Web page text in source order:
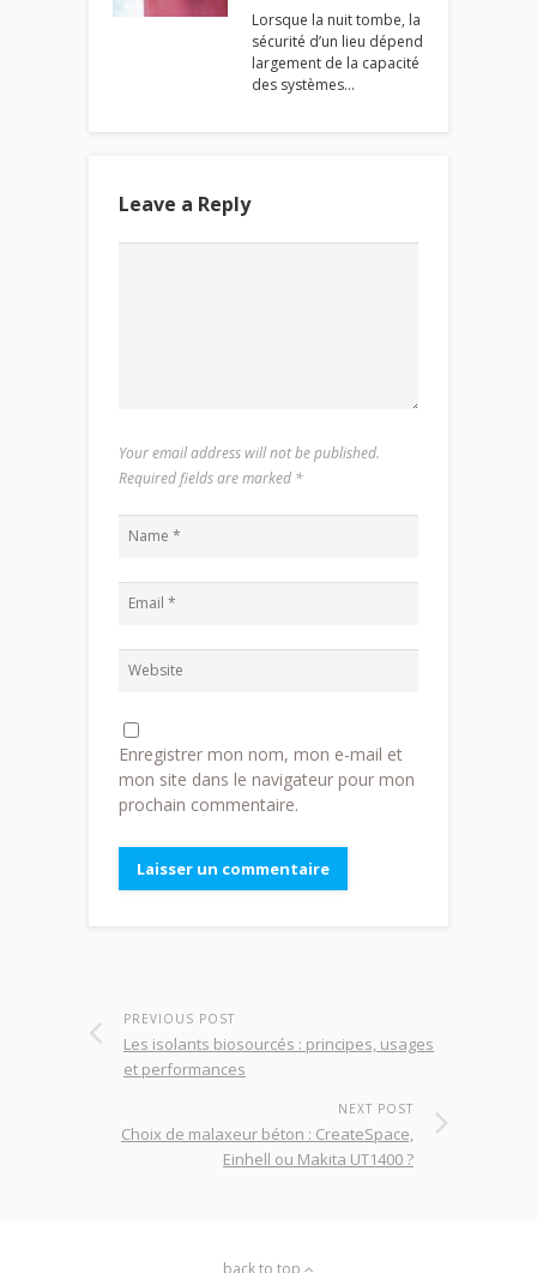
Lorsque la nuit tombe, la
sécurité d’un lieu dépend
largement de la capacité
des systèmes…
Leave a Reply
Your email address will not be published.
Required fields are marked *
Enregistrer mon nom, mon e-mail et
mon site dans le navigateur pour mon
prochain commentaire.
PREVIOUS POST
Les isolants biosourcés : principes, usages
et performances
NEXT POST
Choix de malaxeur béton : CreateSpace,
Einhell ou Makita UT1400 ?
back to top